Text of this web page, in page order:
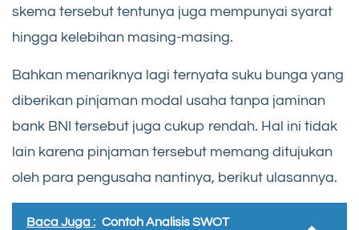
skema tersebut tentunya juga mempunyai syarat
hingga kelebihan masing-masing.
Bahkan menariknya lagi ternyata suku bunga yang
diberikan pinjaman modal usaha tanpa jaminan
bank BNI tersebut juga cukup rendah. Hal ini tidak
lain karena pinjaman tersebut memang ditujukan
oleh para pengusaha nantinya, berikut ulasannya.
Baca Juga : Contoh Analisis SWOT